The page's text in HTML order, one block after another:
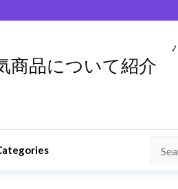
商品について紹介